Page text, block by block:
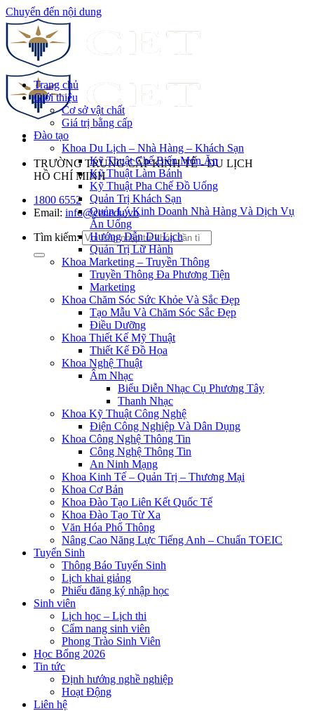
Chuyển đến nội dung
TRƯỜNG TRUNG CẤP KINH TẾ - DU LỊCH
HỒ CHÍ MINH
1800 6552
Email: info@cet.edu.vn
Tìm kiếm:
Trang chủ
Giới thiệu
Cơ sở vật chất
Giá trị bằng cấp
Đào tạo
Khoa Du Lịch – Nhà Hàng – Khách Sạn
Kỹ Thuật Chế Biến Món Ăn
Kỹ Thuật Làm Bánh
Kỹ Thuật Pha Chế Đồ Uống
Quản Trị Khách Sạn
Quản Lý Kinh Doanh Nhà Hàng Và Dịch Vụ
Ăn Uống
Hướng Dẫn Du Lịch
Quản Trị Lữ Hành
Khoa Marketing – Truyền Thông
Truyền Thông Đa Phương Tiện
Marketing
Khoa Chăm Sóc Sức Khỏe Và Sắc Đẹp
Tạo Mẫu Và Chăm Sóc Sắc Đẹp
Điều Dưỡng
Khoa Thiết Kế Mỹ Thuật
Thiết Kế Đồ Họa
Khoa Nghệ Thuật
Âm Nhạc
Biểu Diễn Nhạc Cụ Phương Tây
Thanh Nhạc
Khoa Kỹ Thuật Công Nghệ
Điện Công Nghiệp Và Dân Dụng
Khoa Công Nghệ Thông Tin
Công Nghệ Thông Tin
An Ninh Mạng
Khoa Kinh Tế – Quản Trị – Thương Mại
Khoa Cơ Bản
Khoa Đào Tạo Liên Kết Quốc Tế
Khoa Đào Tạo Từ Xa
Văn Hóa Phổ Thông
Nâng Cao Năng Lực Tiếng Anh – Chuẩn TOEIC
Tuyển Sinh
Thông Báo Tuyển Sinh
Lịch khai giảng
Phiếu đăng ký nhập học
Sinh viên
Lịch học – Lịch thi
Cẩm nang sinh viên
Phong Trào Sinh Viên
Học Bổng 2026
Tin tức
Định hướng nghề nghiệp
Hoạt Động
Liên hệ